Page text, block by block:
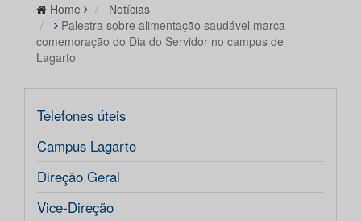
Home
Notícias
Palestra sobre alimentação saudável marca
comemoração do Dia do Servidor no campus de
Lagarto
Telefones úteis
Campus Lagarto
Direção Geral
Vice-Direção